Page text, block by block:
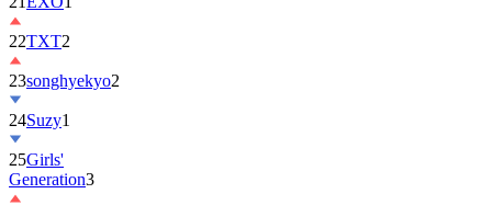
22TXT2
23songhyekyo2
24Suzy1
25Girls'
Generation3